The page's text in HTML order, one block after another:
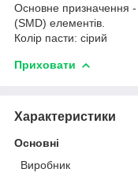
Основне призначення -
(SMD) елементів.
Колір пасти: сірий
Приховати
Характеристики
Основні
Виробник